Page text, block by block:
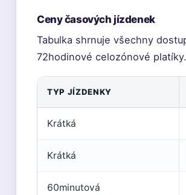
Ceny časových jízdenek
Tabulka shrnuje všechny
72hodinové celozónové platíky.
TYP JÍZDENKY
Krátká
Krátká
60minutová